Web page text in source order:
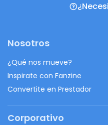
Nosotros
¿Qué nos mueve?
Inspirate con Fanzine
Convertite en Prestador
Corporativo